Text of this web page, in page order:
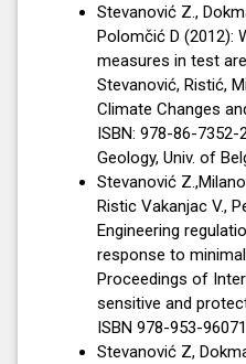
Stevanović Z.,
Polomčić D (2012):
measures in test
Stevanović, Ristić,
Climate Changes
ISBN: 978-86-
Geology, Univ. of
Stevanović
Ristic Vakanjac V.,
Engineering
response to
Proceedings of
sensitive and
ISBN 978-953-
Stevanović Z,